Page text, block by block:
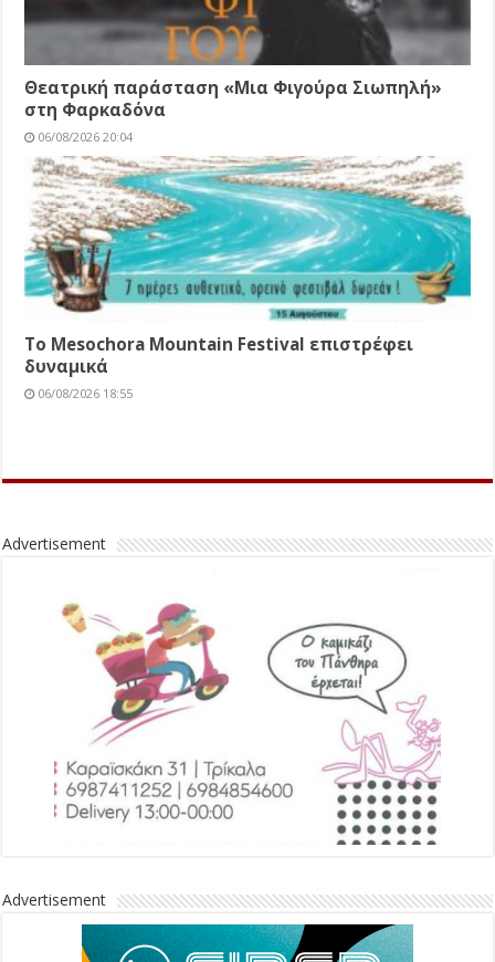
Θεατρική παράσταση «Μια Φιγούρα Σιωπηλή»
στη Φαρκαδόνα
06/08/2026 20:04
Το Mesochora Mountain Festival επιστρέφει
δυναμικά
06/08/2026 18:55
Advertisement
Advertisement